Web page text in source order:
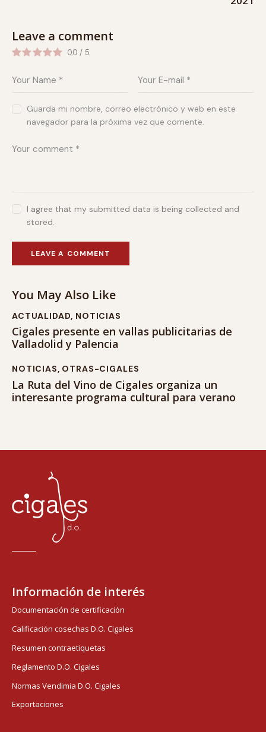
Leave a comment
0.0 / 5
Guarda mi nombre, correo electrónico y web en este
navegador para la próxima vez que comente.
I agree that my submitted data is being collected and
stored.
You May Also Like
ACTUALIDAD, NOTICIAS
Cigales presente en vallas publicitarias de
Valladolid y Palencia
NOTICIAS, OTRAS-CIGALES
La Ruta del Vino de Cigales organiza un
interesante programa cultural para verano
Información de interés
Documentación de certificación
Calificación cosechas D.O. Cigales
Resumen contraetiquetas
Reglamento D.O. Cigales
Normas Vendimia D.O. Cigales
Exportaciones